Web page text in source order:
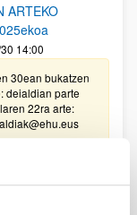
ARTEKO
14:00
30ean bukatzen
deialdian parte
22ra arte:
2025